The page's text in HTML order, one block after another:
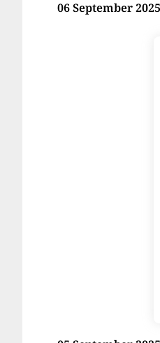
06 September